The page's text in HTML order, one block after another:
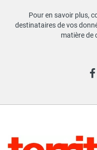
Pour en savoir plus,
destinataires de vos
matière de